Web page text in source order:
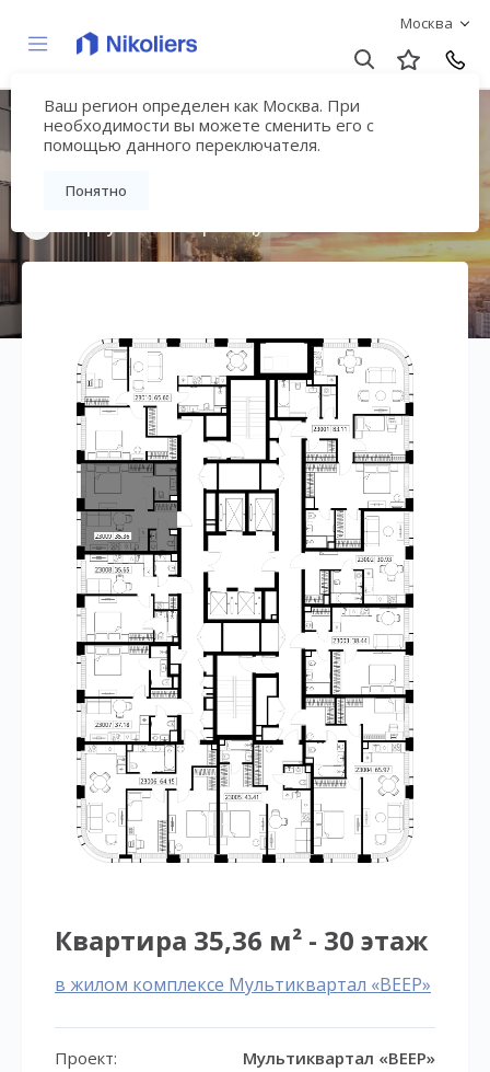
Москва
Ваш регион определен как Москва. При
необходимости вы можете сменить его с
помощью данного переключателя.
Понятно
Мультиквартал
«ВЕЕР»
Квартира 35,36 м² - 30 этаж
в жилом комплексе Мультиквартал «ВЕЕР»
Проект: Мультиквартал «ВЕЕР»